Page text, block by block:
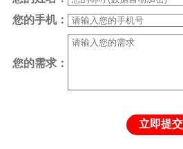
您的手机：
您的需求：
立即提交